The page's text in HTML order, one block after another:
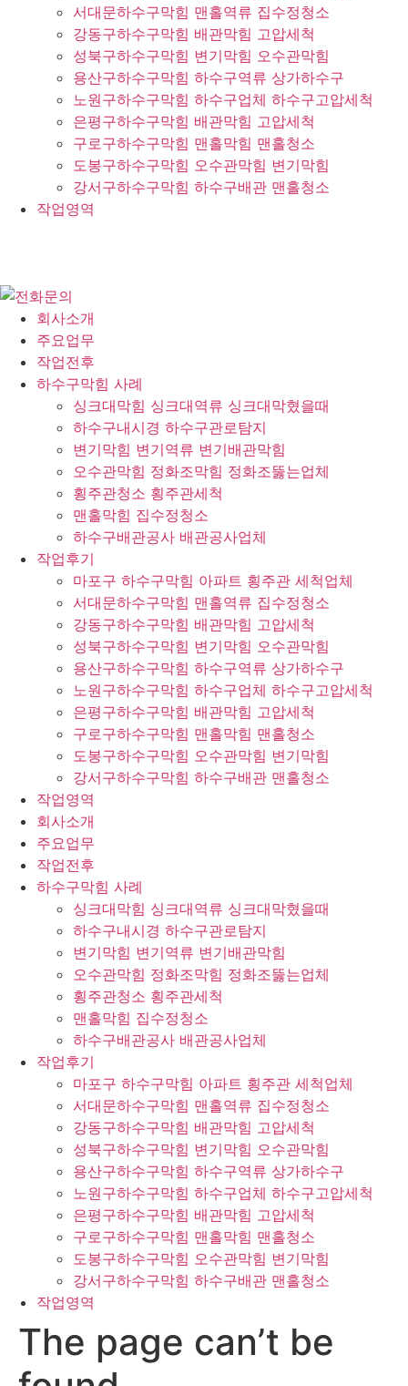
서대문하수구막힘 맨홀역류 집수정청소
강동구하수구막힘 배관막힘 고압세척
성북구하수구막힘 변기막힘 오수관막힘
용산구하수구막힘 하수구역류 상가하수구
노원구하수구막힘 하수구업체 하수구고압세척
은평구하수구막힘 배관막힘 고압세척
구로구하수구막힘 맨홀막힘 맨홀청소
도봉구하수구막힘 오수관막힘 변기막힘
강서구하수구막힘 하수구배관 맨홀청소
작업영역
회사소개
주요업무
작업전후
하수구막힘 사례
싱크대막힘 싱크대역류 싱크대막혔을때
하수구내시경 하수구관로탐지
변기막힘 변기역류 변기배관막힘
오수관막힘 정화조막힘 정화조뚫는업체
횡주관청소 횡주관세척
맨홀막힘 집수정청소
하수구배관공사 배관공사업체
작업후기
마포구 하수구막힘 아파트 횡주관 세척업체
서대문하수구막힘 맨홀역류 집수정청소
강동구하수구막힘 배관막힘 고압세척
성북구하수구막힘 변기막힘 오수관막힘
용산구하수구막힘 하수구역류 상가하수구
노원구하수구막힘 하수구업체 하수구고압세척
은평구하수구막힘 배관막힘 고압세척
구로구하수구막힘 맨홀막힘 맨홀청소
도봉구하수구막힘 오수관막힘 변기막힘
강서구하수구막힘 하수구배관 맨홀청소
작업영역
회사소개
주요업무
작업전후
하수구막힘 사례
싱크대막힘 싱크대역류 싱크대막혔을때
하수구내시경 하수구관로탐지
변기막힘 변기역류 변기배관막힘
오수관막힘 정화조막힘 정화조뚫는업체
횡주관청소 횡주관세척
맨홀막힘 집수정청소
하수구배관공사 배관공사업체
작업후기
마포구 하수구막힘 아파트 횡주관 세척업체
서대문하수구막힘 맨홀역류 집수정청소
강동구하수구막힘 배관막힘 고압세척
성북구하수구막힘 변기막힘 오수관막힘
용산구하수구막힘 하수구역류 상가하수구
노원구하수구막힘 하수구업체 하수구고압세척
은평구하수구막힘 배관막힘 고압세척
구로구하수구막힘 맨홀막힘 맨홀청소
도봉구하수구막힘 오수관막힘 변기막힘
강서구하수구막힘 하수구배관 맨홀청소
작업영역
The page can’t be